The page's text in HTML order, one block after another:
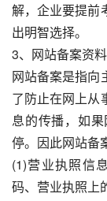
解，企业要提前
出明智选择。
3、网站备案资料
网站备案是指向
了防止在网上从
息的传播，如
停。因此网站备
(1)营业执照信
码、营业执照上